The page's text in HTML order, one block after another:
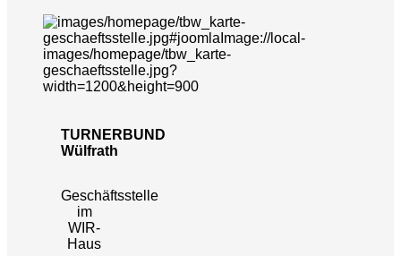
TURNERBUND
Wülfrath
Geschäftsstelle
im
WIR-
Haus